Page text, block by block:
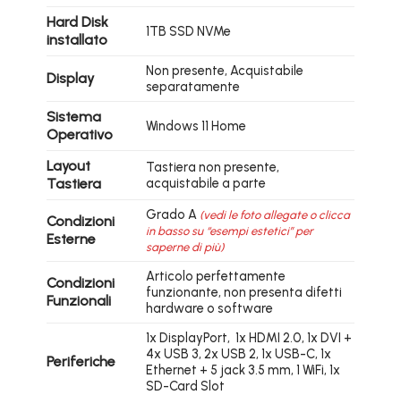
Hard Disk
installato
1TB SSD NVMe
Display
Non presente, Acquistabile
separatamente
Sistema
Operativo
Windows 11 Home
Layout
Tastiera
Tastiera non presente,
acquistabile a parte
Condizioni
Esterne
Grado A (vedi le foto allegate o clicca
in basso su “esempi estetici” per
saperne di più)
Condizioni
Funzionali
Articolo perfettamente
funzionante, non presenta difetti
hardware o software
Periferiche
1x DisplayPort, 1x HDMI 2.0, 1x DVI +
4x USB 3, 2x USB 2, 1x USB-C, 1x
Ethernet + 5 jack 3.5 mm, 1 WiFi, 1x
SD-Card Slot